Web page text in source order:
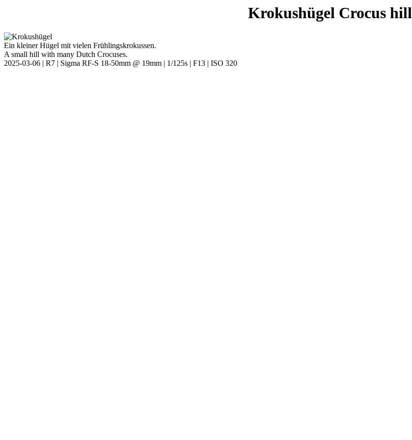
Krokushügel Crocus hill
Ein kleiner Hügel mit vielen Frühlingskrokussen.
A small hill with many Dutch Crocuses.
2025-03-06 | R7 | Sigma RF-S 18-50mm @ 19mm | 1/125s | F13 | ISO 320